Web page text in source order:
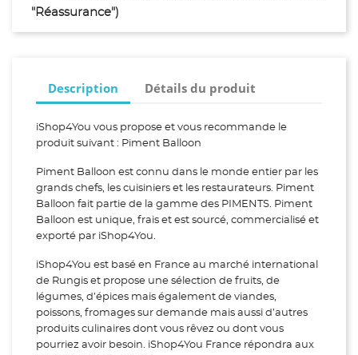
"Réassurance")
Description Détails du produit
iShop4You vous propose et vous recommande le
produit suivant : Piment Balloon
Piment Balloon est connu dans le monde entier par les
grands chefs, les cuisiniers et les restaurateurs. Piment
Balloon fait partie de la gamme des PIMENTS. Piment
Balloon est unique, frais et est sourcé, commercialisé et
exporté par iShop4You.
iShop4You est basé en France au marché international
de Rungis et propose une sélection de fruits, de
légumes, d’épices mais également de viandes,
poissons, fromages sur demande mais aussi d’autres
produits culinaires dont vous rêvez ou dont vous
pourriez avoir besoin. iShop4You France répondra aux